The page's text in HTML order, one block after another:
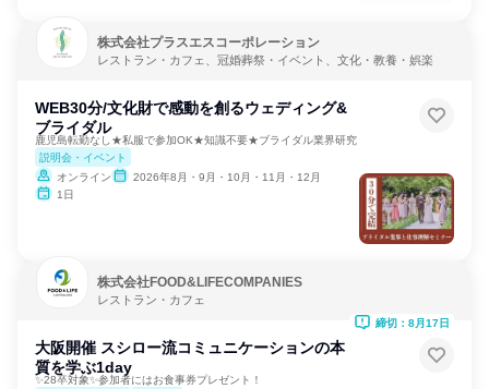
株式会社プラスエスコーポレーション
レストラン・カフェ、冠婚葬祭・イベント、文化・教養・娯楽
WEB30分/文化財で感動を創るウェディング&
ブライダル
鹿児島転勤なし★私服で参加OK★知識不要★ブライダル業界研究
説明会・イベント
オンライン
2026年8月・9月・10月・11月・12月
1日
株式会社FOOD&LIFECOMPANIES
レストラン・カフェ
大阪開催 スシロー流コミュニケーションの本
質を学ぶ1day
✨28卒対象✨参加者にはお食事券プレゼント！
締切：8月17日